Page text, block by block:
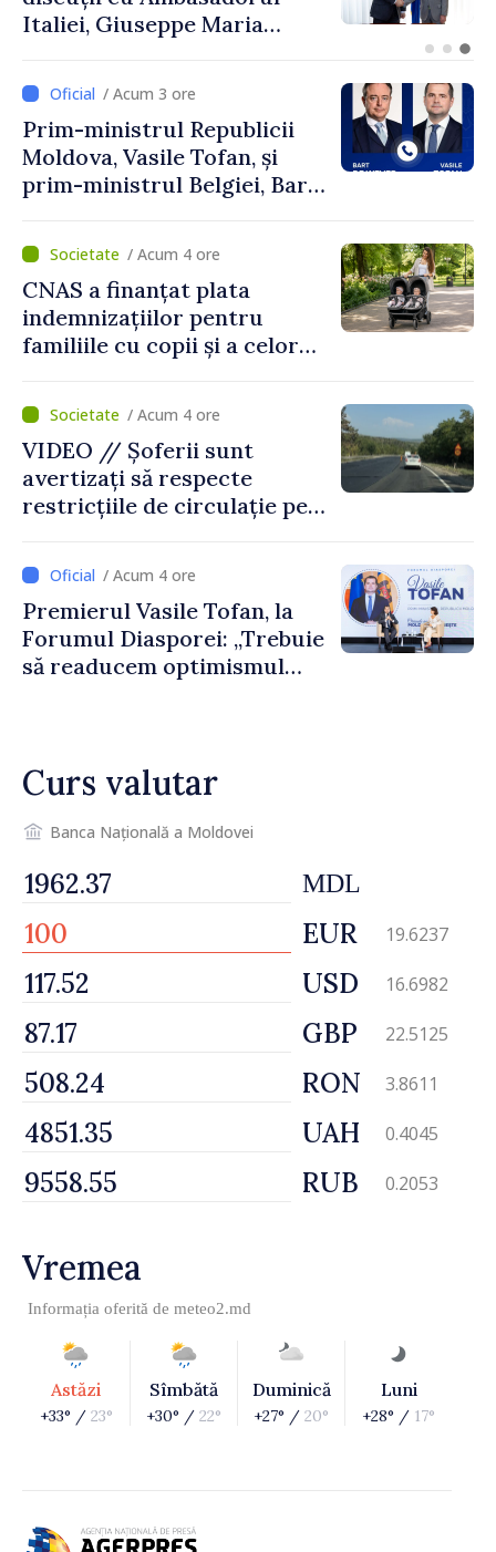
aliat tradițional al Rusiei
/ Acum 3 ore
Prim-ministrul Republicii
Moldova, Vasile Tofan, și
prim-ministrul Belgiei, Bart
despre parcursul european
al Republicii Moldova.
/ Acum 4 ore
CNAS a finanțat plata
indemnizațiilor pentru
familiile cu copii și a celor
temporară de muncă
/ Acum 4 ore
VIDEO // Șoferii sunt
avertizați să respecte
restricțiile de circulație pe
desfășoară lucrări de
reparație/ Acum 4 ore
Premierul Vasile Tofan, la
Forumul Diasporei: „Trebuie
să readucem optimismul
Curs valutar
Banca Națională a Moldovei
MDL
EUR 19.6237
USD 16.6982
GBP 22.5125
RON 3.8611
UAH 0.4045
RUB 0.2053
Vremea
Informația oferită de meteo2.md
Astăzi
+33° / 23°
Sîmbătă
+30° / 22°
Duminică
+27° / 20°
Luni
+28° / 17°